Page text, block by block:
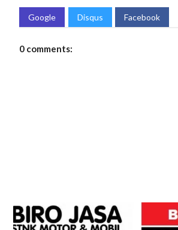
Google Disqus Facebook
0 comments: